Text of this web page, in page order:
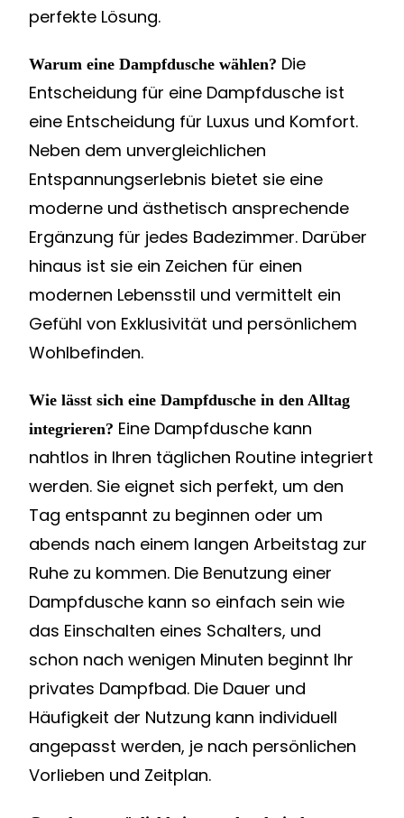
perfekte Lösung.
Warum eine Dampfdusche wählen? Die
Entscheidung für eine Dampfdusche ist
eine Entscheidung für Luxus und Komfort.
Neben dem unvergleichlichen
Entspannungserlebnis bietet sie eine
moderne und ästhetisch ansprechende
Ergänzung für jedes Badezimmer. Darüber
hinaus ist sie ein Zeichen für einen
modernen Lebensstil und vermittelt ein
Gefühl von Exklusivität und persönlichem
Wohlbefinden.
Wie lässt sich eine Dampfdusche in den Alltag
integrieren? Eine Dampfdusche kann
nahtlos in Ihren täglichen Routine integriert
werden. Sie eignet sich perfekt, um den
Tag entspannt zu beginnen oder um
abends nach einem langen Arbeitstag zur
Ruhe zu kommen. Die Benutzung einer
Dampfdusche kann so einfach sein wie
das Einschalten eines Schalters, und
schon nach wenigen Minuten beginnt Ihr
privates Dampfbad. Die Dauer und
Häufigkeit der Nutzung kann individuell
angepasst werden, je nach persönlichen
Vorlieben und Zeitplan.